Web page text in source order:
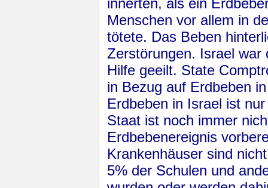
innerten, als ein
Menschen vor allem in
tötete. Das Beben
Zerstörungen. Israel war
Hilfe geeilt. State
in Bezug auf Erdbeben
Erdbeben in Israel ist
Staat ist noch immer
Erdbebenereignis
Krankenhäuser sind
5% der Schulen und